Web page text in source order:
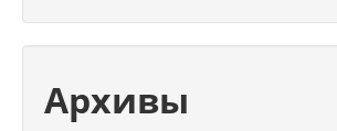
Архивы